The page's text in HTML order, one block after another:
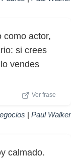
como actor,
si crees
vendes
Ver frase
| Paul Walker
calmado.